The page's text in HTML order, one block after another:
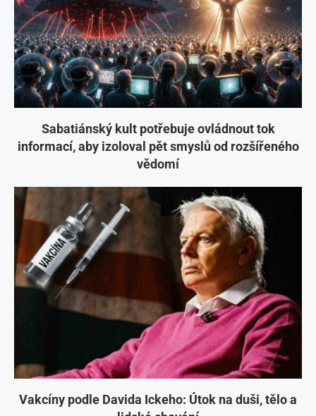
Sabatiánský kult potřebuje ovládnout tok
informací, aby izoloval pět smyslů od rozšířeného
vědomí
Vakcíny podle Davida Ickeho: Útok na duši, tělo a